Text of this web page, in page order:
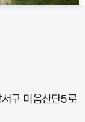
구 미음산단5로